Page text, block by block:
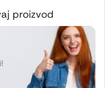
proizvod